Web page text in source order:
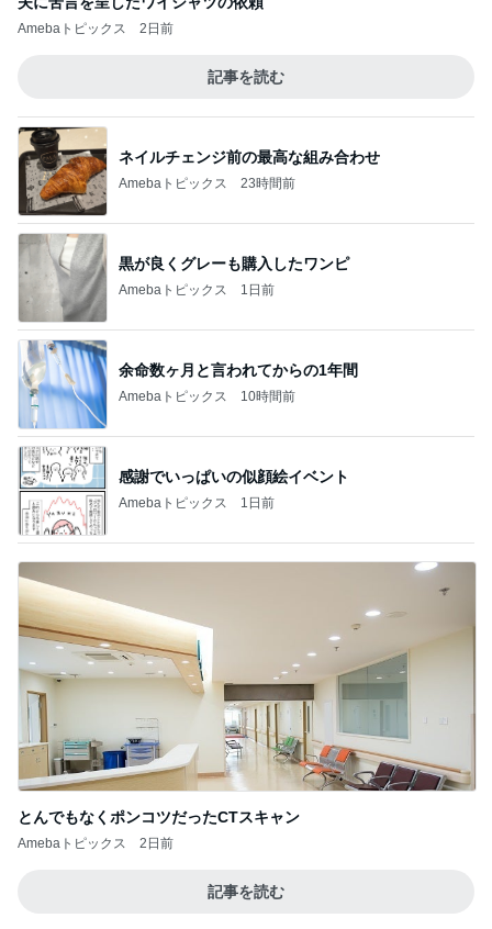
Amebaトピックス 2日前
記事を読む
ネイルチェンジ前の最高な組み合わせ
Amebaトピックス 23時間前
黒が良くグレーも購入したワンピ
Amebaトピックス 1日前
余命数ヶ月と言われてからの1年間
Amebaトピックス 10時間前
感謝でいっぱいの似顔絵イベント
Amebaトピックス 1日前
とんでもなくポンコツだったCTスキャン
Amebaトピックス 2日前
記事を読む